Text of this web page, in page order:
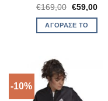
€169,00 Original
was:
€169,00.
€59,00Η
ΑΓΌΡΑΣΈ ΤΟ
-10%